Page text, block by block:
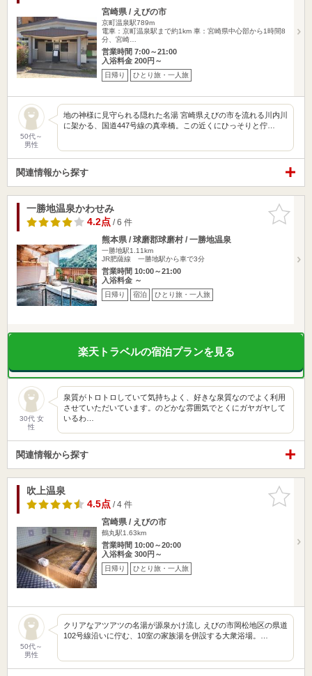
宮崎県 / えびの市
京町温泉駅789m
電車：京町温泉駅まで約1km 車：宮崎県中心部から1時間8
分、宮崎…
営業時間 7:00～21:00
入浴料金 200円～
日帰り ひとり旅・一人旅
50代～
男性
地の神様に見守られる隠れた名湯 宮崎県えびの市を流れる川内川
に架かる、国道447号線の真幸橋。この近くにひっそりと佇…
関連情報から探す
お気に入
りに追加
一勝地温泉かわせみ
4.2点/ 6 件
熊本県 / 球磨郡球磨村 / 一勝地温泉
一勝地駅1.11km
JR肥薩線 一勝地駅から車で3分
営業時間 10:00～21:00
入浴料金 ～
日帰り 宿泊 ひとり旅・一人旅
楽天トラベルの宿泊プランを見る
30代 女
性
泉質がトロトロしていて気持ちよく、好きな泉質なのでよく利用
させていただいています。のどかな雰囲気でとくにガヤガヤして
いるわ…
関連情報から探す
お気に入
りに追加
吹上温泉
4.5点/ 4 件
宮崎県 / えびの市
鶴丸駅1.63km
営業時間 10:00～20:00
入浴料金 300円～
日帰り ひとり旅・一人旅
50代～
男性
クリアなアツアツの名湯が源泉かけ流し えびの市岡松地区の県道
102号線沿いに佇む、10室の家族湯を併設する大衆浴場。…